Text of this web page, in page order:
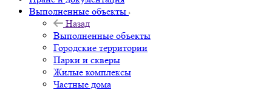
Выполненные объекты
Назад
Выполненные объекты
Городские территории
Парки и скверы
Жилые комплексы
Частные дома